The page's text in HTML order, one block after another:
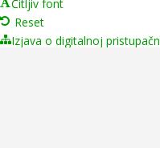
Čitljiv font
Reset
Izjava o digitalnoj